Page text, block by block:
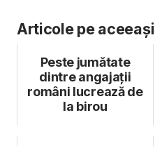
Articole pe
Peste jumătate
dintre angajații
români lucrează de
la birou